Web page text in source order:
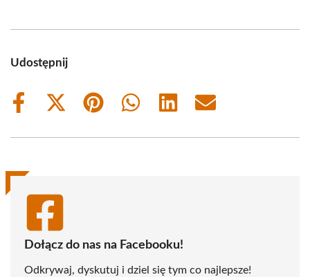
Udostępnij
Share
Share
(Twitter)
Share
Share
Share
Share
Dołącz do nas na Facebooku!
Odkrywaj, dyskutuj i dziel się tym co najlepsze!